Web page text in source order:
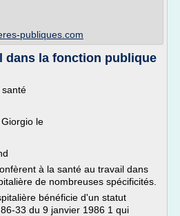
publiques.com
dans la fonction publique
santé
le
à la santé au travail dans
de nombreuses spécificités.
bénéficie d'un statut
33 du 9 janvier 1986 1 qui